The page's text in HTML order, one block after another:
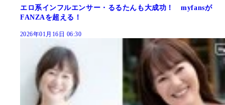
エロ系インフルエンサー・るるたんも大成功！ myfansが
FANZAを超える！
2026年01月16日 06:30